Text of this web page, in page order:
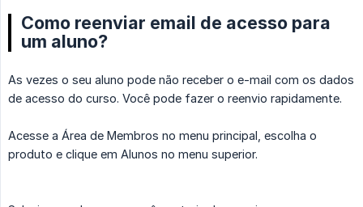
Como reenviar email de acesso para
um aluno?
As vezes o seu aluno pode não receber o e-mail com os dados
de acesso do curso. Você pode fazer o reenvio rapidamente.
Acesse a Área de Membros no menu principal, escolha o
produto e clique em Alunos no menu superior.